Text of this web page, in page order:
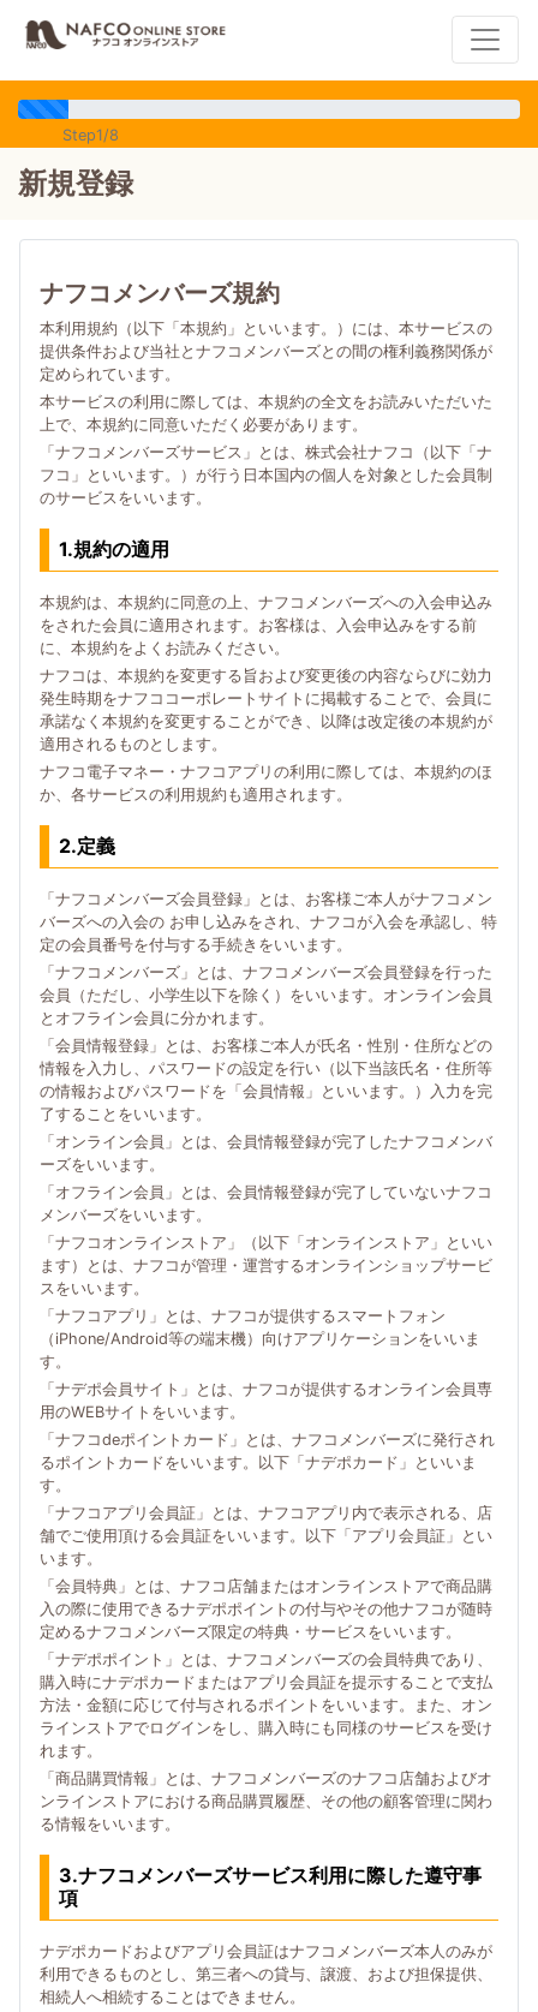
Step1/8
新規登録
ナフコメンバーズ規約
本利用規約（以下「本規約」といいます。）には、本サービスの
提供条件および当社とナフコメンバーズとの間の権利義務関係が
定められています。
本サービスの利用に際しては、本規約の全文をお読みいただいた
上で、本規約に同意いただく必要があります。
「ナフコメンバーズサービス」とは、株式会社ナフコ（以下「ナ
フコ」といいます。）が行う日本国内の個人を対象とした会員制
のサービスをいいます。
1.規約の適用
本規約は、本規約に同意の上、ナフコメンバーズへの入会申込み
をされた会員に適用されます。お客様は、入会申込みをする前
に、本規約をよくお読みください。
ナフコは、本規約を変更する旨および変更後の内容ならびに効力
発生時期をナフココーポレートサイトに掲載することで、会員に
承諾なく本規約を変更することができ、以降は改定後の本規約が
適用されるものとします。
ナフコ電子マネー・ナフコアプリの利用に際しては、本規約のほ
か、各サービスの利用規約も適用されます。
2.定義
「ナフコメンバーズ会員登録」とは、お客様ご本人がナフコメン
バーズへの入会の お申し込みをされ、ナフコが入会を承認し、特
定の会員番号を付与する手続きをいいます。
「ナフコメンバーズ」とは、ナフコメンバーズ会員登録を行った
会員（ただし、小学生以下を除く）をいいます。オンライン会員
とオフライン会員に分かれます。
「会員情報登録」とは、お客様ご本人が氏名・性別・住所などの
情報を入力し、パスワードの設定を行い（以下当該氏名・住所等
の情報およびパスワードを「会員情報」といいます。）入力を完
了することをいいます。
「オンライン会員」とは、会員情報登録が完了したナフコメンバ
ーズをいいます。
「オフライン会員」とは、会員情報登録が完了していないナフコ
メンバーズをいいます。
「ナフコオンラインストア」（以下「オンラインストア」といい
ます）とは、ナフコが管理・運営するオンラインショップサービ
スをいいます。
「ナフコアプリ」とは、ナフコが提供するスマートフォン
（iPhone/Android等の端末機）向けアプリケーションをいいま
す。
「ナデポ会員サイト」とは、ナフコが提供するオンライン会員専
用のWEBサイトをいいます。
「ナフコdeポイントカード」とは、ナフコメンバーズに発行され
るポイントカードをいいます。以下「ナデポカード」といいま
す。
「ナフコアプリ会員証」とは、ナフコアプリ内で表示される、店
舗でご使用頂ける会員証をいいます。以下「アプリ会員証」とい
います。
「会員特典」とは、ナフコ店舗またはオンラインストアで商品購
入の際に使用できるナデポポイントの付与やその他ナフコが随時
定めるナフコメンバーズ限定の特典・サービスをいいます。
「ナデポポイント」とは、ナフコメンバーズの会員特典であり、
購入時にナデポカードまたはアプリ会員証を提示することで支払
方法・金額に応じて付与されるポイントをいいます。また、オン
ラインストアでログインをし、購入時にも同様のサービスを受け
れます。
「商品購買情報」とは、ナフコメンバーズのナフコ店舗およびオ
ンラインストアにおける商品購買履歴、その他の顧客管理に関わ
る情報をいいます。
3.ナフコメンバーズサービス利用に際した遵守事
項
ナデポカードおよびアプリ会員証はナフコメンバーズ本人のみが
利用できるものとし、第三者への貸与、譲渡、および担保提供、
相続人へ相続することはできません。